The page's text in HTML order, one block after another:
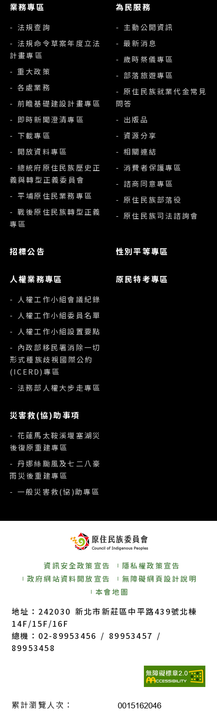
業務專區
- 法規查詢
- 法規命令草案年度立法
計畫專區
- 重大政策
- 各處業務
- 前瞻基礎建設計畫專區
- 即時新聞澄清專區
- 下載專區
- 開放資料專區
- 總統府原住民族歷史正
義與轉型正義委員會
- 平埔原住民業務專區
- 戰後原住民族轉型正義
專區
為民服務
- 主動公開資訊
- 最新消息
- 歲時祭儀專區
- 部落旅遊專區
- 原住民族就業代金常見
問答
- 出版品
- 資源分享
- 相關連結
- 消費者保護專區
- 諮商同意專區
- 原住民族部落役
- 原住民族司法諮詢會
招標公告 性別平等專區
人權業務專區
- 人權工作小組會議紀錄
- 人權工作小組委員名單
- 人權工作小組設置要點
- 內政部移民署消除一切
形式種族歧視國際公約
(ICERD)專區
- 法務部人權大步走專區
原民特考專區
災害救(協)助事項
- 花蓮馬太鞍溪堰塞湖災
後復原重建專區
- 丹娜絲颱風及七二八豪
雨災後重建專區
- 一般災害救(協)助專區
資訊安全政策宣告
隱私權政策宣告
政府網站資料開放宣告
無障礙網頁設計說明
本會地圖
地址：242030 新北市新莊區中平路439號北棟
14F/15F/16F
總機：02-89953456 / 89953457 /
89953458
累計瀏覽人次：